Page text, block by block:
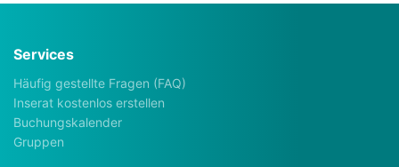
Services
Häufig gestellte Fragen (FAQ)
Inserat kostenlos erstellen
Buchungskalender
Gruppen